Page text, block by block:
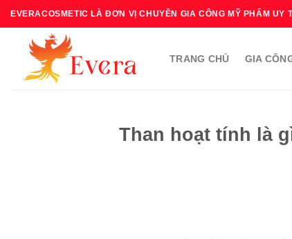
Bỏ
qua
EVERACOSMETIC LÀ ĐƠN VỊ CHUYÊN GIA CÔNG MỸ PHẨM UY
TRANG CHỦ GIA
Than hoạt tính là